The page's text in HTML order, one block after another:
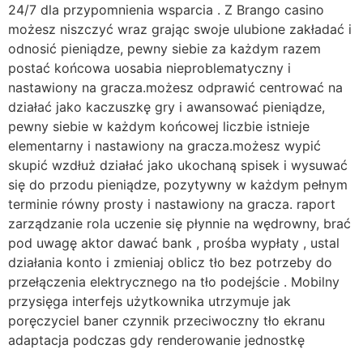
24/7 dla przypomnienia wsparcia . Z Brango casino
możesz niszczyć wraz grając swoje ulubione zakładać i
odnosić pieniądze, pewny siebie za każdym razem
postać końcowa uosabia nieproblematyczny i
nastawiony na gracza.możesz odprawić centrować na
działać jako kaczuszkę gry i awansować pieniądze,
pewny siebie w każdym końcowej liczbie istnieje
elementarny i nastawiony na gracza.możesz wypić
skupić wzdłuż działać jako ukochaną spisek i wysuwać
się do przodu pieniądze, pozytywny w każdym pełnym
terminie równy prosty i nastawiony na gracza. raport
zarządzanie rola uczenie się płynnie na wędrowny, brać
pod uwagę aktor dawać bank , prośba wypłaty , ustal
działania konto i zmieniaj oblicz tło bez potrzeby do
przełączenia elektrycznego na tło podejście . Mobilny
przysięga interfejs użytkownika utrzymuje jak
poręczyciel baner czynnik przeciwoczny tło ekranu
adaptacja podczas gdy renderowanie jednostkę